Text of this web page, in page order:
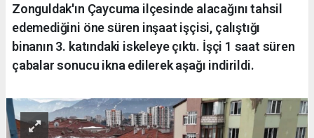
Zonguldak'ın Çaycuma ilçesinde alacağını tahsil
edemediğini öne süren inşaat işçisi, çalıştığı
binanın 3. katındaki iskeleye çıktı. İşçi 1 saat süren
çabalar sonucu ikna edilerek aşağı indirildi.